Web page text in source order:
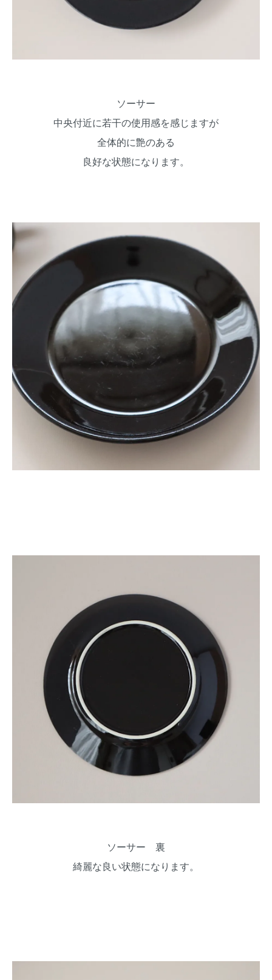
ソーサー
中央付近に若干の使用感を感じますが
全体的に艶のある
良好な状態になります。
ソーサー 裏
綺麗な良い状態になります。